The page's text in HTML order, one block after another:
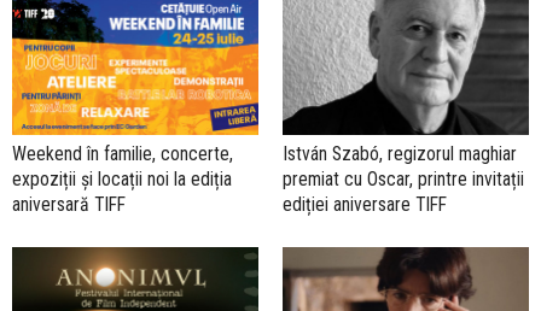
Weekend în familie, concerte,
expoziții și locații noi la ediția
aniversară TIFF
István Szabó, regizorul maghiar
premiat cu Oscar, printre invitații
ediției aniversare TIFF